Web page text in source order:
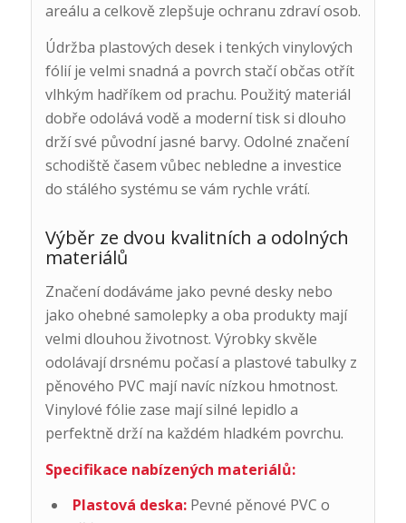
areálu a celkově zlepšuje ochranu zdraví osob.
Údržba plastových desek i tenkých vinylových
fólií je velmi snadná a povrch stačí občas otřít
vlhkým hadříkem od prachu. Použitý materiál
dobře odolává vodě a moderní tisk si dlouho
drží své původní jasné barvy. Odolné značení
schodiště časem vůbec nebledne a investice
do stálého systému se vám rychle vrátí.
Výběr ze dvou kvalitních a odolných
materiálů
Značení dodáváme jako pevné desky nebo
jako ohebné samolepky a oba produkty mají
velmi dlouhou životnost. Výrobky skvěle
odolávají drsnému počasí a plastové tabulky z
pěnového PVC mají navíc nízkou hmotnost.
Vinylové fólie zase mají silné lepidlo a
perfektně drží na každém hladkém povrchu.
Specifikace nabízených materiálů:
Plastová deska:Pevné pěnové PVC o